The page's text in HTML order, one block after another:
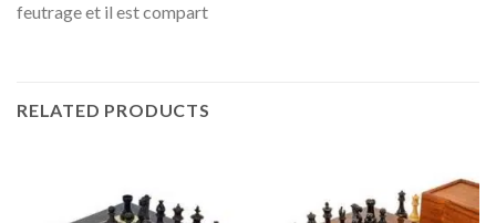
feutrage et il est compart
RELATED PRODUCTS